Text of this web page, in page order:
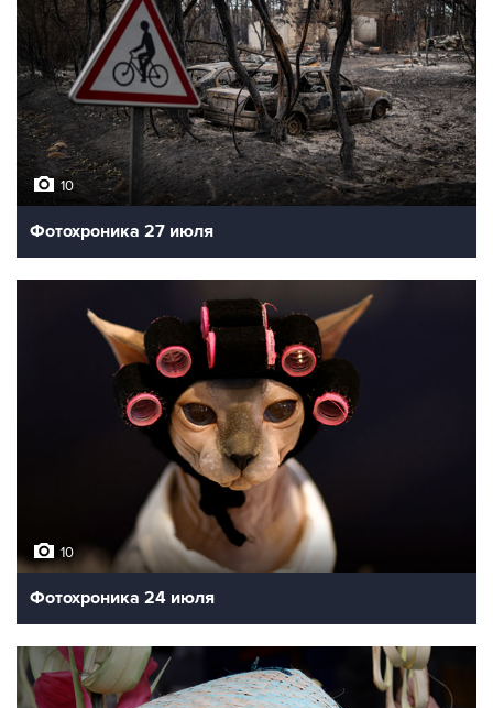
10
Фотохроника 27 июля
10
Фотохроника 24 июля